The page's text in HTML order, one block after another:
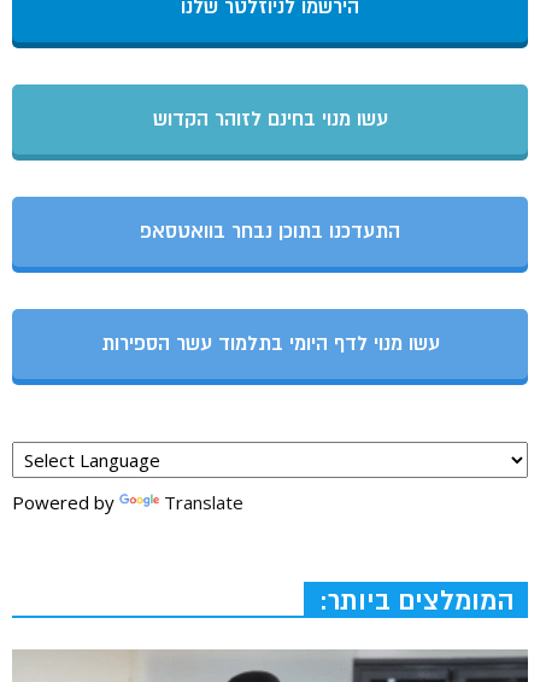
הירשמו לניוזלטר שלנו
עשו מנוי בחינם לזוהר הקדוש
התעדכנו בתוכן נבחר בוואטסאפ
עשו מנוי לדף היומי בתלמוד עשר הספירות
Powered by Translate
המומלצים ביותר: